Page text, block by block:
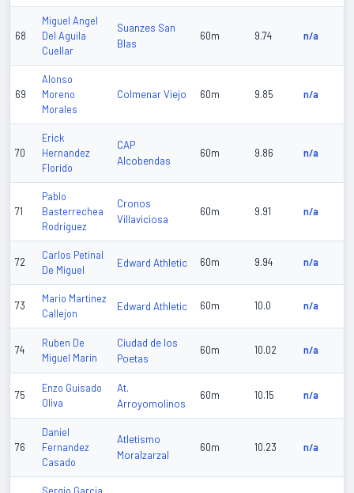
68
Miguel Angel
Del Aguila
Cuellar
Suanzes San
Blas
60m 9.74 n/a
69
Alonso
Moreno
Morales
Colmenar Viejo 60m 9.85 n/a
70
Erick
Hernandez
Florido
CAP
Alcobendas
60m 9.86 n/a
71
Pablo
Basterrechea
Rodriguez
Cronos
Villaviciosa
60m 9.91 n/a
72
Carlos Petinal
De Miguel
Edward Athletic 60m 9.94 n/a
73
Mario Martinez
Callejon
Edward Athletic 60m 10.0 n/a
74
Ruben De
Miguel Marin
Ciudad de los
Poetas
60m 10.02 n/a
75
Enzo Guisado
Oliva
At.
Arroyomolinos
60m 10.15 n/a
76
Daniel
Fernandez
Casado
Atletismo
Moralzarzal
60m 10.23 n/a